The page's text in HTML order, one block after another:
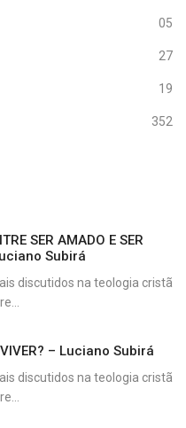
05
27
19
352
SER AMADO E SER
Subirá
discutidos na teologia cristã
VIVER? – Luciano Subirá
discutidos na teologia cristã